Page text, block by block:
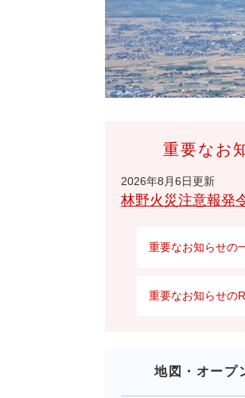
重要なお
2026年8月6日更新
林野火災注意報発
重要なお知らせの
重要なお知らせの
地図・オープ